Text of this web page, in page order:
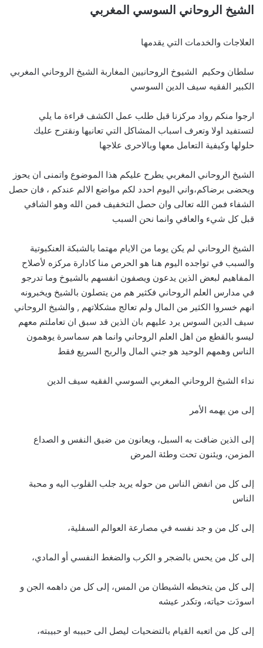
الشيخ الروحاني السوسي المغربي
العلاجات والخدمات التي يقدمها
سلطان وحكيم الشيوخ الروحانيين المغاربة الشيخ الروحاني المغربي
الكبير الفقيه سيف الدين السوسي
ارجوا منكم رواد مركزنا قبل طلب عمل الكشف قراءة ما يلي
لتستفيد اولا وتعرف اسباب المشاكل التي تعانيها ونقترح عليك
حلولها وكيفية التعامل معها وبالاحرى علاجها
الشيخ الروحاني المغربي يطرح عليكم هذا الموضوع واتمنى ان يحوز
ويحضى برضاكم،واني اليوم احدد لكم مواضع الالم عندكم ، فان حصل
الشفاء فمن الله تعالى وان حصل التخفيف فمن الله وهو الشافي
قبل كل شيء والعافي وانما نحن السبب
الشيخ الروحاني لم يكن يوما من الايام مهتما بالشبكة العنكبوتية
والسبب في تواجده اليوم هنا هو الحرص منا كادارة مركزه لأصلاح
المفاهيم لبعض الذين يدعون ويصفون انفسهم بالشيوخ وما تدرجو
في مدارس العلم الروحاني فكثير هم من يتصلون بالشيخ ويخبرونه
انهم خسروا الكثير من المال ولم تعالج مشكلاتهم , والشيخ الروحاني
سيف الدين السوس يرد عليهم بان الذين قد سبق ان تعاملتم معهم
ليسو بالقطع من اهل العلم الروحاني وانما هم سماسرة يوهمون
الناس وهمهم الوحيد هو جني المال والربح السريع فقط
نداء الشيخ الروحاني المغربي السوسي الفقيه سيف الدين
إلى من يهمه الأمر
إلى الذين ضاقت به السبل، ويعانون من ضيق النفس و الصداع
المزمن، ويئنون تحت وطئة المرض
إلى كل من انفض الناس من حوله يريد جلب القلوب اليه و محبة
الناس
إلى كل من و جد نفسه في مصارعة العوالم السفلية،
إلى كل من يحس بالضجر و الكرب والضغط النفسي أو المادي،
إلى كل من يتخبطه الشيطان من المس، إلى كل من داهمه الجن و
اسودَت حياته، وتكدر عيشه
إلى كل من اتعبه القيام بالتضحيات ليصل الى حبيبه او حبيبته،